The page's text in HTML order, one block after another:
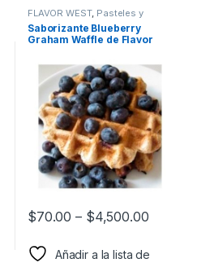
FLAVOR WEST, Pasteles y
Postres Sabor a Pasteles y
postres,Saborizantes
Saborizante Blueberry
Graham Waffle de Flavor
$70.00 – $4,500.00
Añadir a la lista de